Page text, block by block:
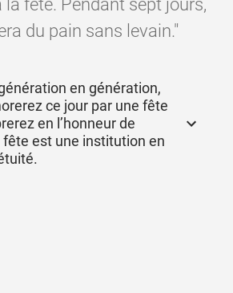
fête. Pendant sept jours,
du pain sans levain."
en génération,
ce jour par une fête
en l’honneur de
fête est une institution en